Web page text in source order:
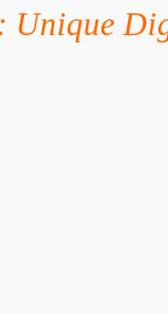
Unique